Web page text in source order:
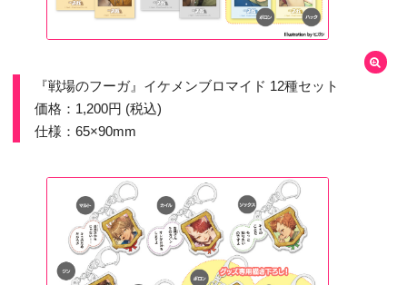
『戦場のフーガ』イケメンブロマイド 12種セット
価格：1,200円 (税込)
仕様：65×90mm